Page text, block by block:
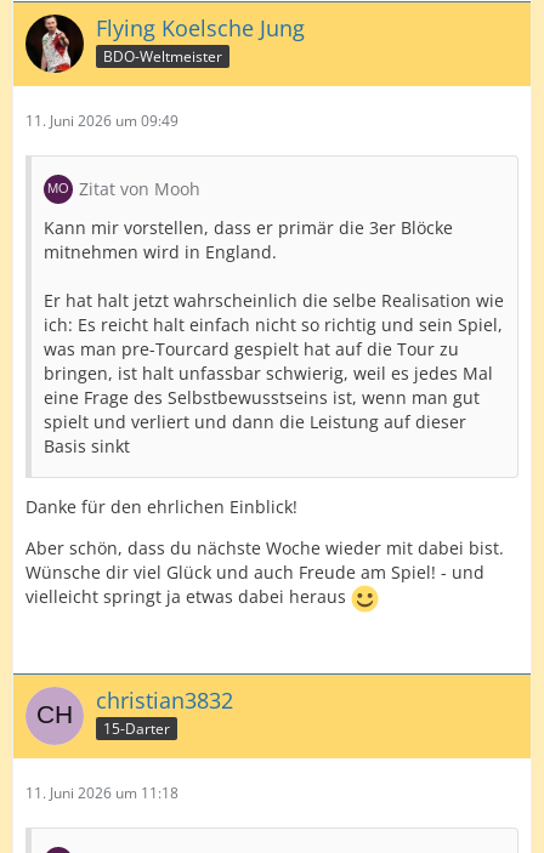
Flying Koelsche Jung
BDO-Weltmeister
11. Juni 2026 um 09:49
Zitat von Mooh
Kann mir vorstellen, dass er primär die 3er Blöcke
mitnehmen wird in England.
Er hat halt jetzt wahrscheinlich die selbe Realisation wie
ich: Es reicht halt einfach nicht so richtig und sein Spiel,
was man pre-Tourcard gespielt hat auf die Tour zu
bringen, ist halt unfassbar schwierig, weil es jedes Mal
eine Frage des Selbstbewusstseins ist, wenn man gut
spielt und verliert und dann die Leistung auf dieser
Basis sinkt
Danke für den ehrlichen Einblick!
Aber schön, dass du nächste Woche wieder mit dabei bist.
Wünsche dir viel Glück und auch Freude am Spiel! - und
vielleicht springt ja etwas dabei heraus
christian3832
15-Darter
11. Juni 2026 um 11:18